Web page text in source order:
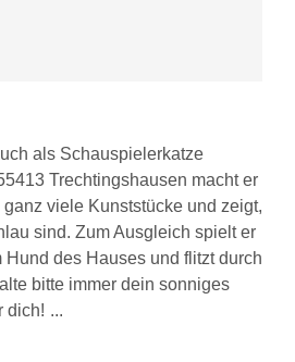
als Schauspielerkatze
Trechtingshausen macht er
viele Kunststücke und zeigt,
sind. Zum Ausgleich spielt er
Hund des Hauses und flitzt durch
bitte immer dein sonniges
dich!